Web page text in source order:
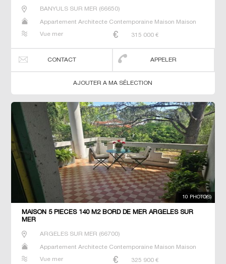
BANYULS SUR MER (66650)
Appartement Architecte Contemporaine Maison Maison
Vue mer
315 000 €
CONTACT APPELER
AJOUTER A MA SÉLECTION
10 PHOTO(S)
MAISON 5 PIECES 140 M2 BORD DE MER ARGELES SUR
MER
ARGELES SUR MER (66700)
Appartement Architecte Contemporaine Maison Maison
Vue mer
325 900 €